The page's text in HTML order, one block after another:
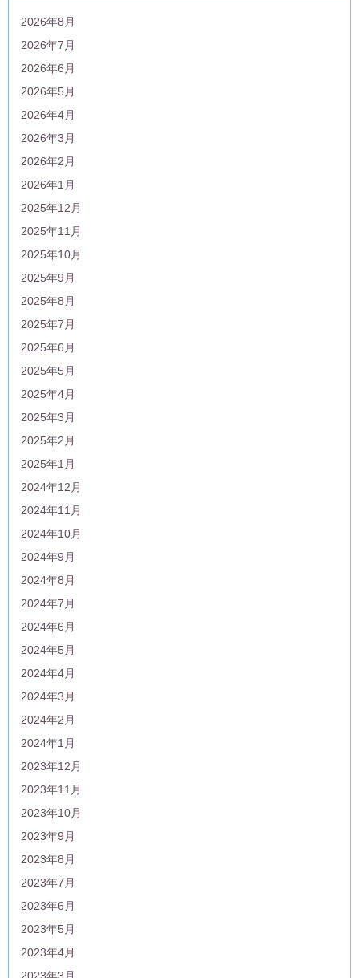
2026年8月
2026年7月
2026年6月
2026年5月
2026年4月
2026年3月
2026年2月
2026年1月
2025年12月
2025年11月
2025年10月
2025年9月
2025年8月
2025年7月
2025年6月
2025年5月
2025年4月
2025年3月
2025年2月
2025年1月
2024年12月
2024年11月
2024年10月
2024年9月
2024年8月
2024年7月
2024年6月
2024年5月
2024年4月
2024年3月
2024年2月
2024年1月
2023年12月
2023年11月
2023年10月
2023年9月
2023年8月
2023年7月
2023年6月
2023年5月
2023年4月